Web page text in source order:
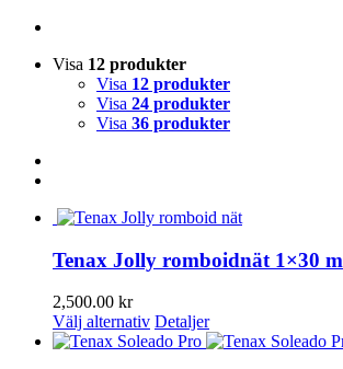
Visa 12 produkter
Visa 12 produkter
Visa 24 produkter
Visa 36 produkter
Tenax Jolly romboidnät 1×30 m
2,500.00 kr
Välj alternativ Den
här
Detaljer